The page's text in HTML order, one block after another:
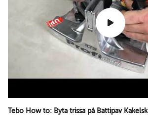
Tebo How to: Byta trissa på Battipav